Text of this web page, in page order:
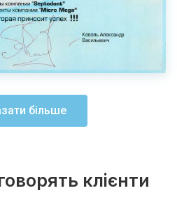
більше
клієнти